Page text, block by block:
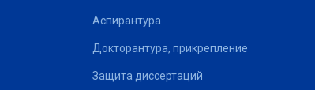
Аспирантура
Докторантура, прикрепление
Защита диссертаций